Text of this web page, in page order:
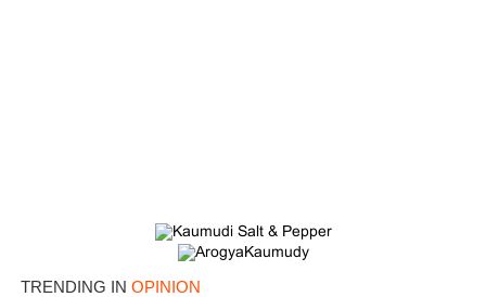
TRENDING IN OPINION